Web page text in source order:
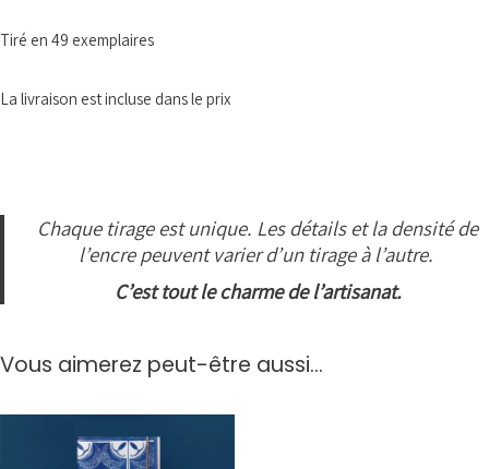
Tiré en 49 exemplaires
La livraison est incluse dans le prix
Chaque tirage est unique. Les détails et la densité de
l’encre peuvent varier d’un tirage à l’autre.
C’est tout le charme de l’artisanat.
Vous aimerez peut-être aussi…